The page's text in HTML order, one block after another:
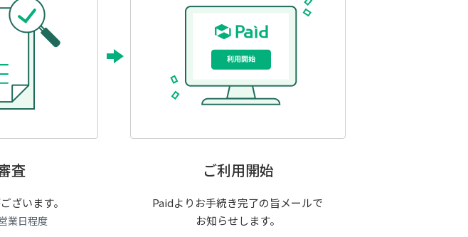
査
ざいます。
業日程度
ご利用開始
Paidよりお手続き完了の旨メールで
お知らせします。